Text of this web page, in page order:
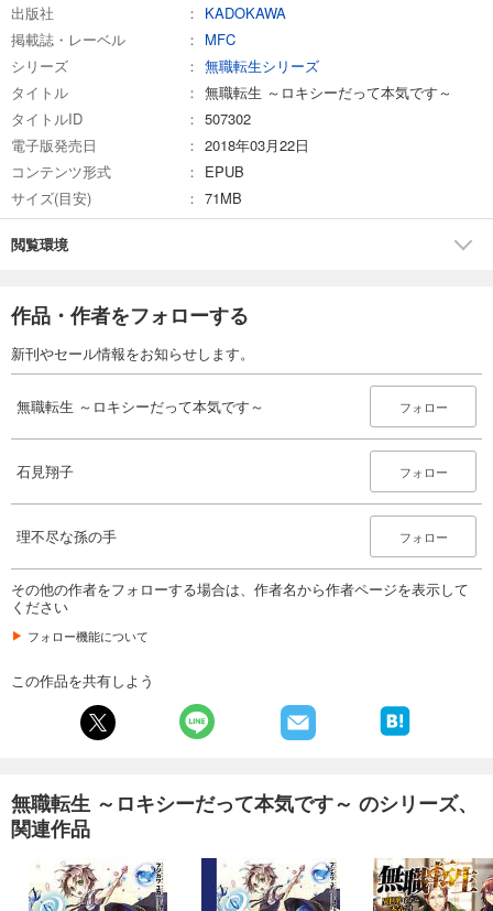
出版社
KADOKAWA
掲載誌・レーベル
MFC
シリーズ
無職転生シリーズ
タイトル
無職転生 ～ロキシーだって本気です～
タイトルID
507302
電子版発売日
2018年03月22日
コンテンツ形式
EPUB
サイズ(目安)
71MB
閲覧環境
作品・作者をフォローする
新刊やセール情報をお知らせします。
無職転生 ～ロキシーだって本気です～ フォロー
石見翔子 フォロー
理不尽な孫の手 フォロー
その他の作者をフォローする場合は、作者名から作者ページを表示して
ください
フォロー機能について
この作品を共有しよう
無職転生 ～ロキシーだって本気です～ のシリーズ、
関連作品